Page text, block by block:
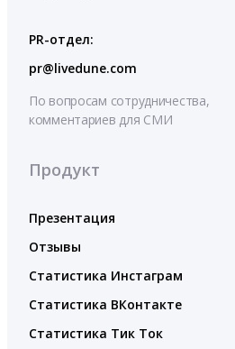
PR-отдел:
pr@livedune.com
По вопросам сотрудничества,
комментариев для СМИ
Продукт
Презентация
Отзывы
Статистика Инстаграм
Статистика ВКонтакте
Статистика Тик Ток